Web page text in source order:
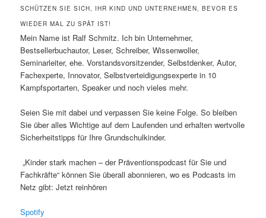
SCHÜTZEN SIE SICH, IHR KIND UND UNTERNEHMEN, BEVOR ES
WIEDER MAL ZU SPÄT IST!
Mein Name ist Ralf Schmitz. Ich bin Unternehmer,
Bestsellerbuchautor, Leser, Schreiber, Wissenwoller,
Seminarleiter, ehe. Vorstandsvorsitzender, Selbstdenker, Autor,
Fachexperte, Innovator, Selbstverteidigungsexperte in 10
Kampfsportarten, Speaker und noch vieles mehr.
Seien Sie mit dabei und verpassen Sie keine Folge. So bleiben
Sie über alles Wichtige auf dem Laufenden und erhalten wertvolle
Sicherheitstipps für Ihre Grundschulkinder.
„Kinder stark machen – der Präventionspodcast für Sie und
Fachkräfte“ können Sie überall abonnieren, wo es Podcasts im
Netz gibt: Jetzt reinhören
Spotify